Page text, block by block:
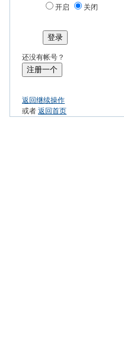
开启
关闭
登录
还没有帐号？
注册一个
返回继续操作
或者返回首页